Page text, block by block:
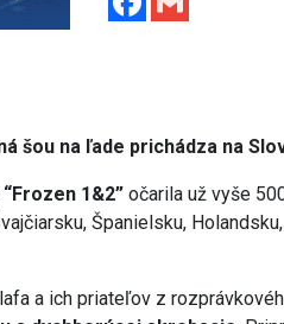
šou na ľade prichádza na
“Frozen 1&2”očarila už vyše
Španielsku,
a ich priateľov z